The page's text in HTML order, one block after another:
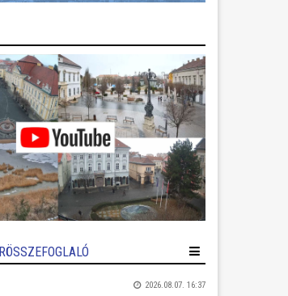
2026.08.07. 16:37